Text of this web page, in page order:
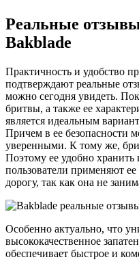
Реальные
Bakblade
Практичность и удобство
подтверждают реальные
можно сегодня увидеть.
бритвы, а также ее
является идеальным
Причем в ее безопасности
уверенными. К тому же,
Поэтому ее удобно
пользователи применяют
дорогу, так как она не
Особенно актуально, что
высококачественное
обеспечивает быстрое и